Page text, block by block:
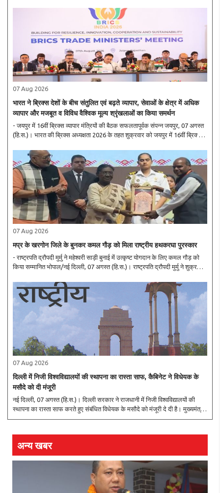
07 Aug 2026
भारत ने ब्रिक्स देशों के बीच संतुलित एवं बढ़ते व्यापार, सेवाओं के क्षेत्र में अधिक
व्यापार और मजबूत व विविध वैश्विक मूल्य श्रृंखलाओं का किया समर्थन
- जयपुर में 16वीं ब्रिक्स व्यापार मंत्रियों की बैठक सफलतापूर्वक संपन्न जयपुर, 07 अगस्त
(हि.स.)। भारत की ब्रिक्स अध्यक्षता 2026 के तहत शुक्रवार काे जयपुर में 16वीं ब्रिक्स
07 Aug 2026
मप्र के खरगोन जिले के बुनकर कमल गौड़ को मिला राष्ट्रीय हथकरघा पुरस्कार
- राष्ट्रपति द्रौपदी मुर्मु ने महेश्वरी साड़ी बुनाई में उत्कृष्ट योगदान के लिए कमल गौड़ को
किया सम्मानित भोपाल/नई दिल्ली, 07 अगस्त (हि.स.)। राष्ट्रपति द्रौपदी मुर्मु ने शुक्रवार
07 Aug 2026
दिल्ली में निजी विश्वविद्यालयों की स्थापना का रास्ता साफ, कैबिनेट ने विधेयक के
मसौदे को दी मंजूरी
नई दिल्ली, 07 अगस्त (हि.स.)। दिल्ली सरकार ने राजधानी में निजी विश्वविद्यालयों की
स्थापना का रास्ता साफ करते हुए संबंधित विधेयक के मसौदे को मंजूरी दे दी है। मुख्यमंत्री
रेखा गुप्ता की अध्यक्षता में शुक्रवार को हुई कैबिनेट बैठक में प्रस्तावित विधेयक..
अन्य खबर